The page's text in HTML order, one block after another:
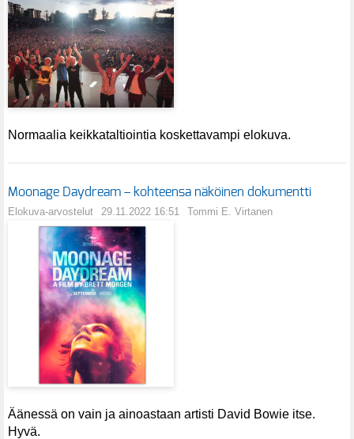
Normaalia keikkataltiointia koskettavampi elokuva.
Moonage Daydream – kohteensa näköinen dokumentti
Elokuva-arvostelut 29.11.2022 16:51 Tommi E. Virtanen
Äänessä on vain ja ainoastaan artisti David Bowie itse.
Hyvä.